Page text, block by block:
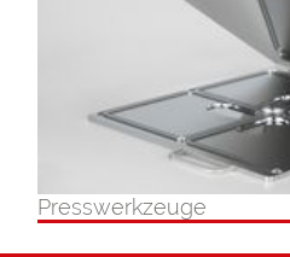
Presswerkzeuge